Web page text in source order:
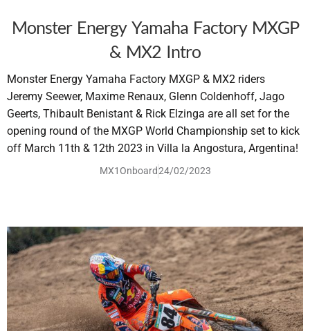
Monster Energy Yamaha Factory MXGP
& MX2 Intro
Monster Energy Yamaha Factory MXGP & MX2 riders
Jeremy Seewer, Maxime Renaux, Glenn Coldenhoff, Jago
Geerts, Thibault Benistant & Rick Elzinga are all set for the
opening round of the MXGP World Championship set to kick
off March 11th & 12th 2023 in Villa la Angostura, Argentina!
MX1Onboard24/02/2023